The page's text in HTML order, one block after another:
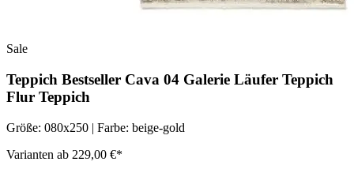
Sale
Teppich Bestseller Cava 04 Galerie Läufer Teppich
Flur Teppich
Größe: 080x250 | Farbe: beige-gold
Varianten ab 229,00 €*